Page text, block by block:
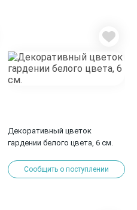
Декоративный цветок
гардении белого цвета, 6 см.
Сообщить о поступлении